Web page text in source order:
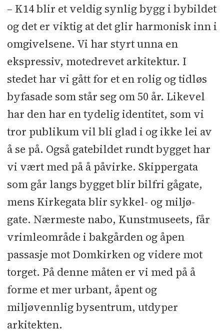
– K14 blir et veldig synlig bygg i bybildet
og det er viktig at det glir harmonisk inn i
omgivelsene. Vi har styrt unna en
ekspressiv, motedrevet arkitektur. I
stedet har vi gått for et en rolig og tidløs
byfasade som står seg om 50 år. Likevel
har den har en tydelig identitet, som vi
tror publikum vil bli glad i og ikke lei av
å se på. Også gatebildet rundt bygget har
vi vært med på å påvirke. Skippergata
som går langs bygget blir bilfri gågate,
mens Kirkegata blir sykkel- og miljø-
gate. Nærmeste nabo, Kunstmuseets, får
vrimleområde i bakgården og åpen
passasje mot Domkirken og videre mot
torget. På denne måten er vi med på å
forme et mer urbant, åpent og
miljøvennlig bysentrum, utdyper
arkitekten.